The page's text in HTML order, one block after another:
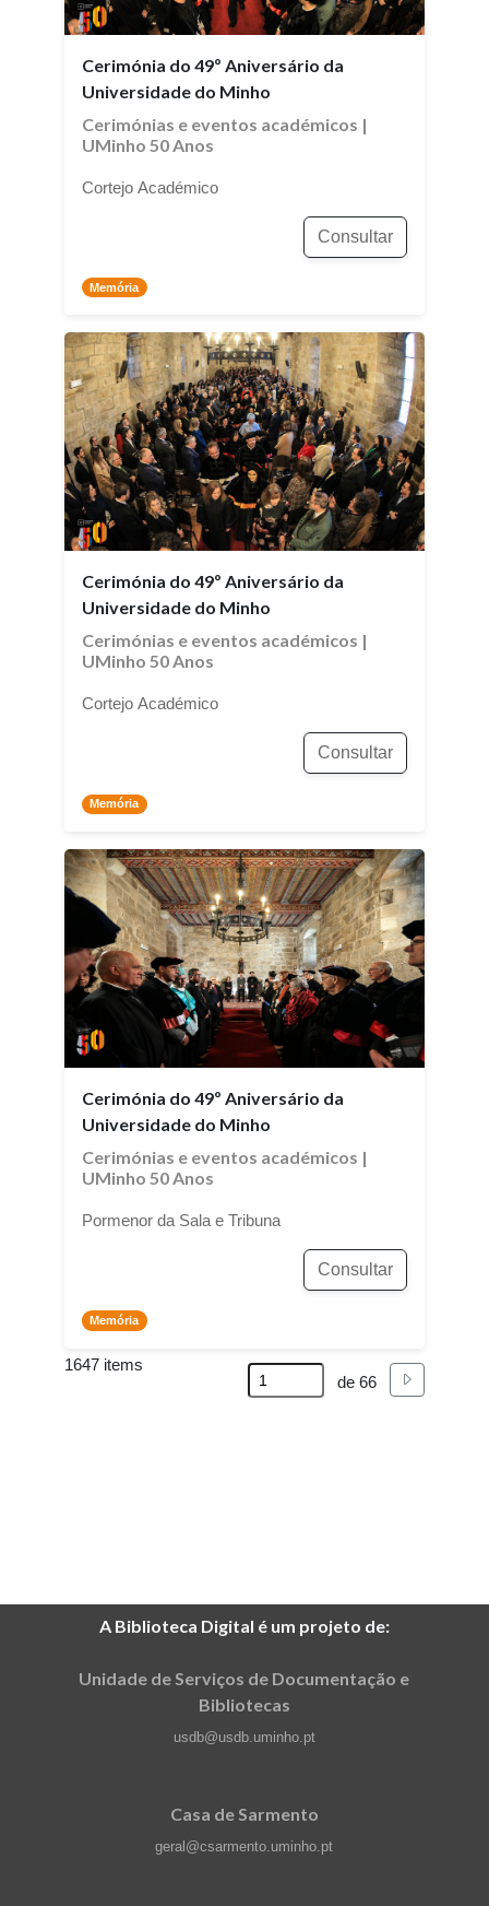
Cerimónia do 49º Aniversário da
Universidade do Minho
Cerimónias e eventos académicos |
UMinho 50 Anos
Cortejo Académico
Consultar
Memória
Cerimónia do 49º Aniversário da
Universidade do Minho
Cerimónias e eventos académicos |
UMinho 50 Anos
Cortejo Académico
Consultar
Memória
Cerimónia do 49º Aniversário da
Universidade do Minho
Cerimónias e eventos académicos |
UMinho 50 Anos
Pormenor da Sala e Tribuna
Consultar
Memória
1647 items
de 66
A Biblioteca Digital é um projeto de:
Unidade de Serviços de Documentação e
Bibliotecas
usdb@usdb.uminho.pt
Casa de Sarmento
geral@csarmento.uminho.pt